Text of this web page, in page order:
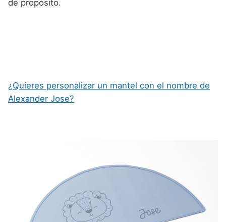
de propósito.
¿Quieres personalizar un mantel con el nombre de
Alexander Jose?